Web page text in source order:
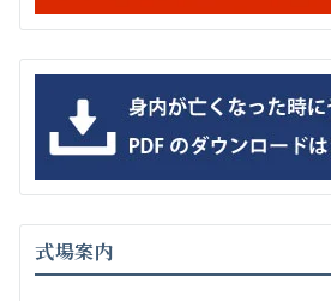
式場案内